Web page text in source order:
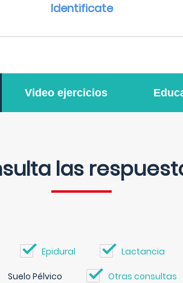
Identificate
Video ejercicios
las
Epidural Lactancia
Suelo Pélvico Otras consultas